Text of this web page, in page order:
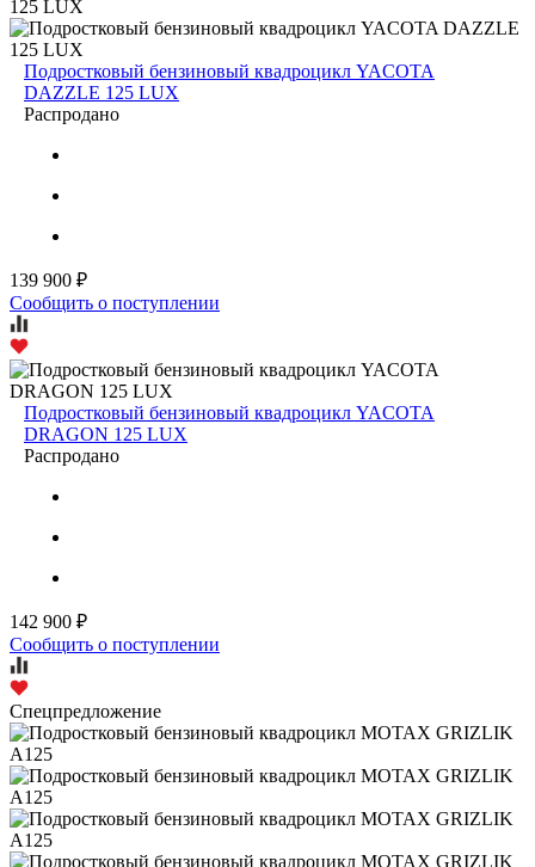
Подростковый бензиновый квадроцикл YACOTA
DAZZLE 125 LUX
Распродано
139 900 ₽
Сообщить о поступлении
Подростковый бензиновый квадроцикл YACOTA
DRAGON 125 LUX
Распродано
142 900 ₽
Сообщить о поступлении
Спецпредложение